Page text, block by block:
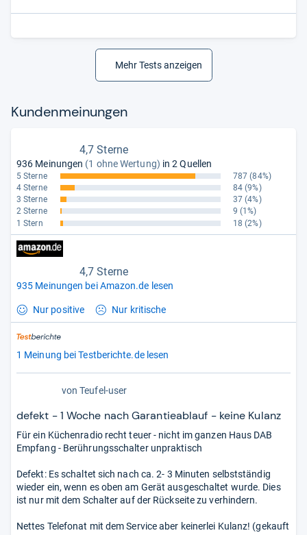
jegliche Einsatzzwecke.“
Mehr Tests anzeigen
Kun­den­mei­nun­gen
4,7 Sterne
936 Meinungen (1 ohne Wertung) in 2 Quellen
5 Sterne 787 (84%)
4 Sterne
84 (9%)
3 Sterne
37 (4%)
2 Sterne
9 (1%)
1 Stern
18 (2%)
4,7 Sterne
935 Meinungen bei Amazon.de lesen
Nur positive Nur kritische
1 Meinung bei Testberichte.de lesen
von Teufel-user
defekt - 1 Woche nach Garantieablauf - keine Kulanz
Für ein Küchenradio recht teuer - nicht im ganzen Haus DAB
Empfang - Berührungsschalter unpraktisch
Defekt: Es schaltet sich nach ca. 2- 3 Minuten selbstständig
wieder ein, wenn es oben am Gerät ausgeschaltet wurde. Dies
ist nur mit dem Schalter auf der Rückseite zu verhindern.
Nettes Telefonat mit dem Service aber keinerlei Kulanz! (gekauft